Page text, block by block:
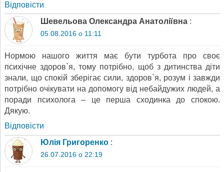
Відповіcти
Шевельова Олександра Анатоліївна :
05.08.2016 о 11:11
Нормою нашого життя має бути турбота про своє
психічне здоров`я, тому потрібно, щоб з дитинства діти
знали, що спокій зберігає сили, здоров`я, розум і завжди
потрібно очікувати на допомогу від небайдужих людей, а
поради психолога – це перша сходинка до спокою.
Дякую.
Відповіcти
Юлія Григоренко :
26.07.2016 о 22:19